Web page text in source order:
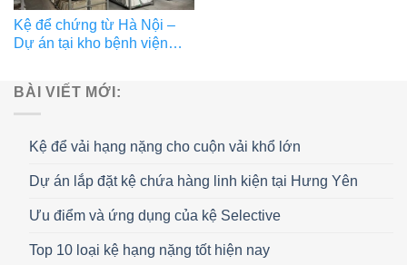
Kệ để chứng từ Hà Nội –
Dự án tại kho bệnh viện
BÀI VIẾT MỚI:
Kệ để vải hạng nặng cho cuộn vải khổ lớn
Dự án lắp đặt kệ chứa hàng linh kiện tại Hưng Yên
Ưu điểm và ứng dụng của kệ Selective
Top 10 loại kệ hạng nặng tốt hiện nay